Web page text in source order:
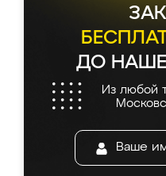
ДО
Из любой